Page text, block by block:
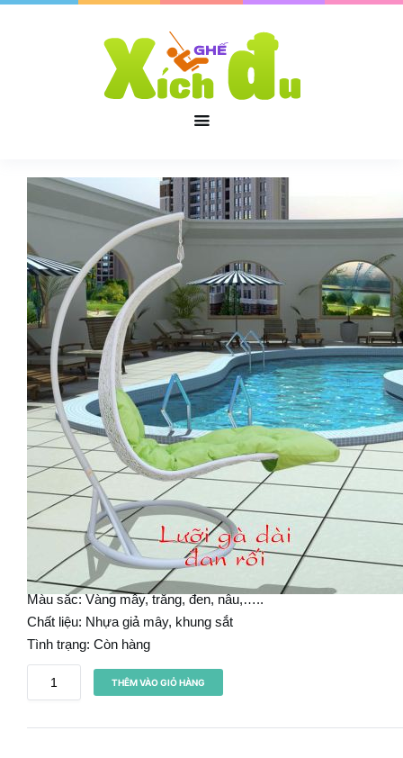
Ghế xích đu lưỡi gà dài KH35
3.290.000₫
Code: KH35
Kích thước:
Màu sắc: Vàng mây, trắng, đen, nâu,…..
Chất liệu: Nhựa giả mây, khung sắt
Tình trạng: Còn hàng
h
THÊM VÀO GIỎ HÀNG